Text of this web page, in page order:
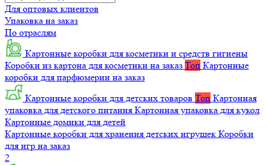
Для оптовых клиентов
Упаковка на заказ
По отраслям
Картонные коробки для косметики и средств гигиены
Коробки из картона для косметики на заказ Топ Картонные
коробки для парфюмерии на заказ
Картонные коробки для детских товаров Топ Картонная
упаковка для детского питания Картонная упаковка для кукол
Картонные домики для детей
Картонные коробки для хранения детских игрушек Коробки
для игр на заказ
2